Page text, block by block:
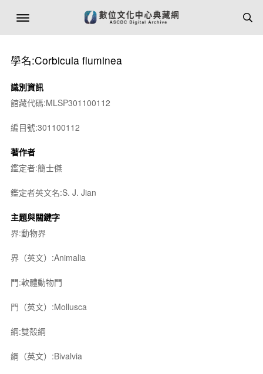
學名:Corbicula fluminea
識別資訊
館藏代碼:MLSP301100112
編目號:301100112
著作者
鑑定者:簡士傑
鑑定者英文名:S. J. Jian
主題與關鍵字
界:動物界
界（英文）:Animalia
門:軟體動物門
門（英文）:Mollusca
綱:雙殼綱
綱（英文）:Bivalvia